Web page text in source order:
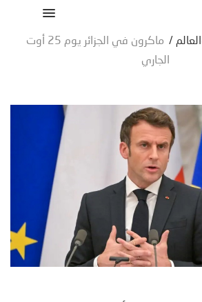
/
ماكرون في الجزائر يوم 25 أوت
الجاري